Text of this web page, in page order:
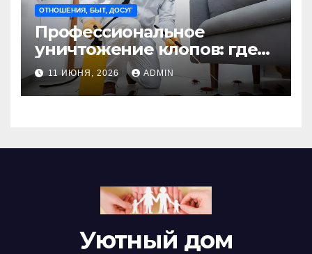
ОТНОШЕНИЯ, БЫТ, ДОСУГ
Профессиональное
уничтожение клопов: где
оно необходимо?
11 ИЮНЯ, 2026 ADMIN
Уютный дом